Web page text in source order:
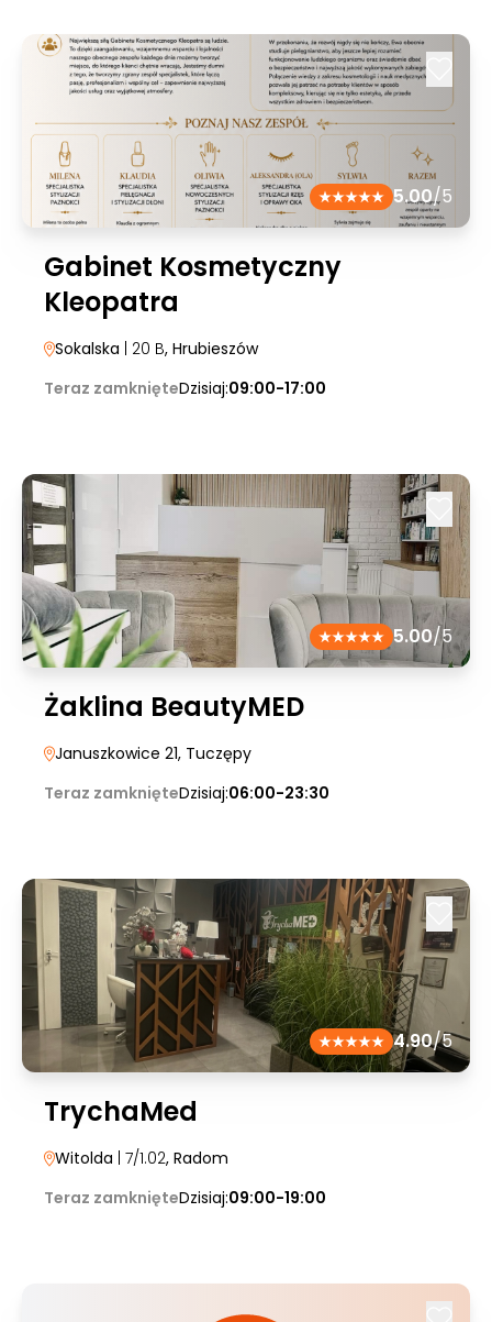
5.00/5
Gabinet Kosmetyczny
Kleopatra
Sokalska | 20 B, Hrubieszów
Teraz zamknięteDzisiaj:09:00-17:00
5.00/5
Żaklina BeautyMED
Januszkowice 21, Tuczępy
Teraz zamknięteDzisiaj:06:00-23:30
4.90/5
TrychaMed
Witolda | 7/1.02, Radom
Teraz zamknięteDzisiaj:09:00-19:00